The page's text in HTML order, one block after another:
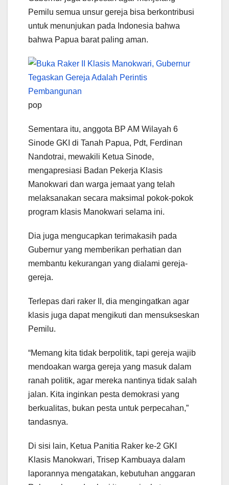
Pemilu semua unsur gereja bisa berkontribusi
untuk menunjukan pada Indonesia bahwa
bahwa Papua barat paling aman.
pop
Sementara itu, anggota BP AM Wilayah 6
Sinode GKI di Tanah Papua, Pdt, Ferdinan
Nandotrai, mewakili Ketua Sinode,
mengapresiasi Badan Pekerja Klasis
Manokwari dan warga jemaat yang telah
melaksanakan secara maksimal pokok-pokok
program klasis Manokwari selama ini.
Dia juga mengucapkan terimakasih pada
Gubernur yang memberikan perhatian dan
membantu kekurangan yang dialami gereja-
gereja.
Terlepas dari raker II, dia mengingatkan agar
klasis juga dapat mengikuti dan mensukseskan
Pemilu.
“Memang kita tidak berpolitik, tapi gereja wajib
mendoakan warga gereja yang masuk dalam
ranah politik, agar mereka nantinya tidak salah
jalan. Kita inginkan pesta demokrasi yang
berkualitas, bukan pesta untuk perpecahan,”
tandasnya.
Di sisi lain, Ketua Panitia Raker ke-2 GKI
Klasis Manokwari, Trisep Kambuaya dalam
laporannya mengatakan, kebutuhan anggaran